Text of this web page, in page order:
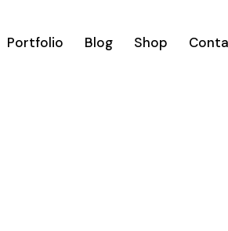
Portfolio Blog Shop